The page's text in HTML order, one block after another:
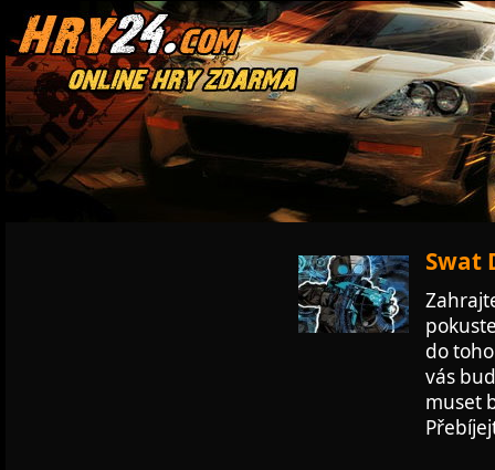
Swat
do
vás
muset